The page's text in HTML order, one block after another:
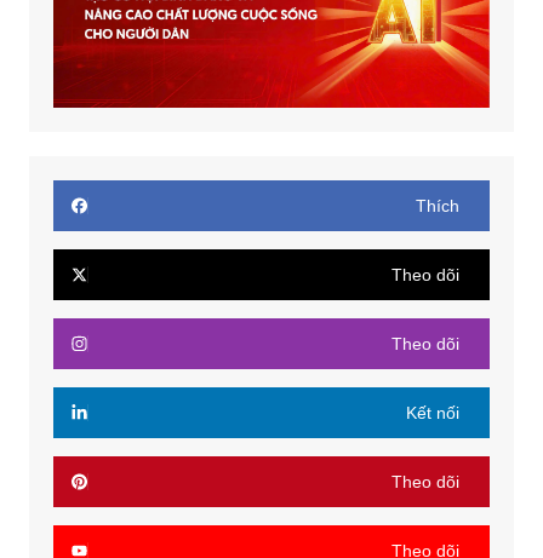
Thích
Theo dõi
Theo dõi
Kết nối
Theo dõi
Theo dõi